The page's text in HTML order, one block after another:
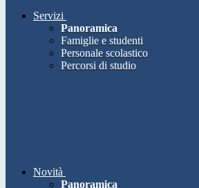
Servizi
Panoramica
Famiglie e studenti
Personale scolastico
Percorsi di studio
Novità
Panoramica